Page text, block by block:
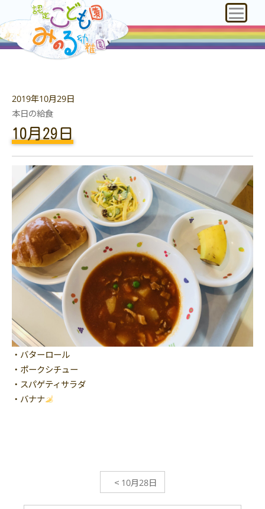
2019年10月29日
本日の給食
10月29日
・バターロール
・ポークシチュー
・スパゲティサラダ
・バナナ
< 10月28日